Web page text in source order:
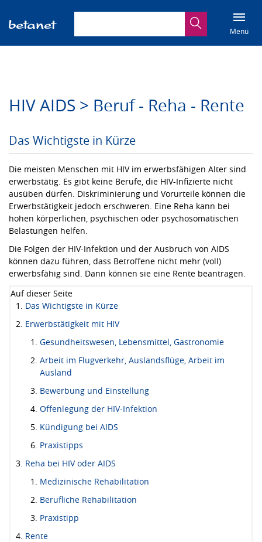
SucheMenü
HIV AIDS > Beruf - Reha - Rente
Das Wichtigste in Kürze
Die meisten Menschen mit HIV im erwerbsfähigen Alter sind
erwerbstätig. Es gibt keine Berufe, die HIV-Infizierte nicht
ausüben dürfen. Diskriminierung und Vorurteile können die
Erwerbstätigkeit jedoch erschweren. Eine Reha kann bei
hohen körperlichen, psychischen oder psychosomatischen
Belastungen helfen.
Die Folgen der HIV-Infektion und der Ausbruch von AIDS
können dazu führen, dass Betroffene nicht mehr (voll)
erwerbsfähig sind. Dann können sie eine Rente beantragen.
Auf dieser Seite
Das Wichtigste in Kürze
Erwerbstätigkeit mit HIV
Gesundheitswesen, Lebensmittel, Gastronomie
Arbeit im Flugverkehr, Auslandsflüge, Arbeit im
Ausland
Bewerbung und Einstellung
Offenlegung der HIV-Infektion
Kündigung bei AIDS
Praxistipps
Reha bei HIV oder AIDS
Medizinische Rehabilitation
Berufliche Rehabilitation
Praxistipp
Rente